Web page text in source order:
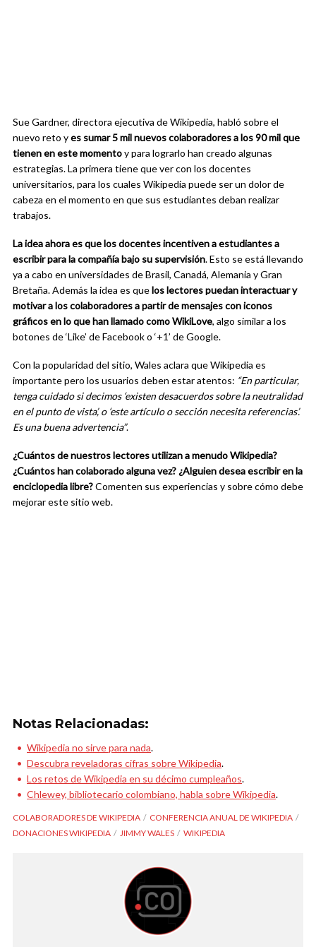
Sue Gardner, directora ejecutiva de Wikipedia, habló sobre el
nuevo reto yes sumar 5 mil nuevos colaboradores a los 90 mil que
tienen en este momentoy para lograrlo han creado algunas
estrategias. La primera tiene que ver con los docentes
universitarios, para los cuales Wikipedia puede ser un dolor de
cabeza en el momento en que sus estudiantes deban realizar
trabajos.
La idea ahora es que los docentes incentiven a estudiantes a
escribir para la compañía bajo su supervisión. Esto se está llevando
ya a cabo en universidades de Brasil, Canadá, Alemania y Gran
Bretaña. Además la idea es quelos lectores puedan interactuar y
motivar a los colaboradores a partir de mensajes con iconos
gráficos en lo que han llamado como WikiLove, algo similar a los
botones de ‘Like’ de Facebook o ‘+1’ de Google.
Con la popularidad del sitio, Wales aclara que Wikipedia es
importante pero los usuarios deben estar atentos: “En particular,
tenga cuidado si decimos ‘existen desacuerdos sobre la neutralidad
en el punto de vista’, o ‘este artículo o sección necesita referencias’.
Es una buena advertencia”.
¿Cuántos de nuestros lectores utilizan a menudo Wikipedia?
¿Cuántos han colaborado alguna vez? ¿Alguien desea escribir en la
enciclopedia libre?Comenten sus experiencias y sobre cómo debe
mejorar este sitio web.
Notas Relacionadas:
Wikipedia no sirve para nada.
Descubra reveladoras cifras sobre Wikipedia.
Los retos de Wikipedia en su décimo cumpleaños.
Chlewey, bibliotecario colombiano, habla sobre Wikipedia.
COLABORADORES DE WIKIPEDIA
CONFERENCIA ANUAL DE WIKIPEDIA
DONACIONES WIKIPEDIA
JIMMY WALES WIKIPEDIA